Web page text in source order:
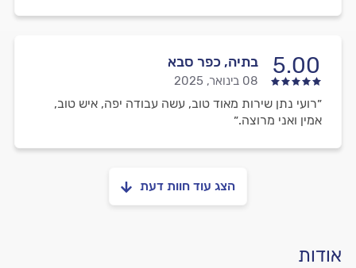
5.00 בתיה, כפר סבא
08 בינואר, 2025
״רועי נתן שירות מאוד טוב, עשה עבודה יפה, איש טוב,
אמין ואני מרוצה.״
הצג עוד חוות דעת
אודות